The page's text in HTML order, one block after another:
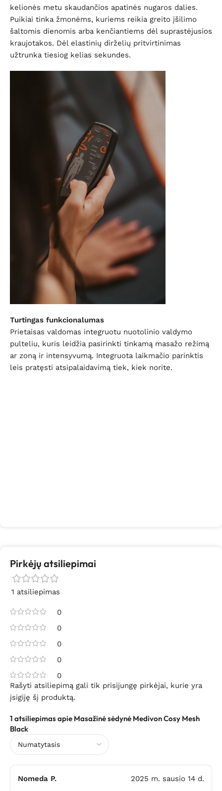
kelionės metu skaudančios apatinės nugaros dalies.
Puikiai tinka žmonėms, kuriems reikia greito įšilimo
šaltomis dienomis arba kenčiantiems dėl suprastėjusios
kraujotakos. Dėl elastinių dirželių pritvirtinimas
užtrunka tiesiog kelias sekundes.
Turtingas funkcionalumas
Prietaisas valdomas integruotu nuotolinio valdymo
pulteliu, kuris leidžia pasirinkti tinkamą masažo režimą
ar zoną ir intensyvumą. Integruota laikmačio parinktis
leis pratęsti atsipalaidavimą tiek, kiek norite.
Pirkėjų atsiliepimai
1 atsiliepimas
0
0
0
0
0
1 atsiliepimas apie Masažinė sėdynė Medivon Cosy Mesh
Black
Nomeda P. 2025 m. sausio 14 d.
Rašyti atsiliepimą gali tik prisijungę pirkėjai, kurie yra
įsigiję šį produktą.